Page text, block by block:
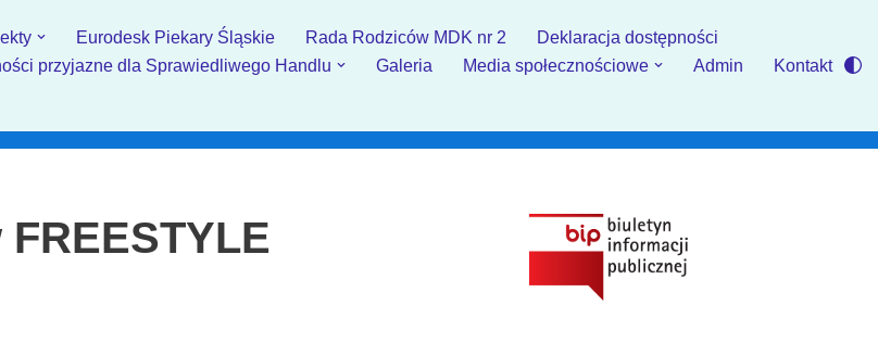
Eurodesk Piekary Śląskie Rada Rodziców MDK nr 2
Deklaracja dostępności
przyjazne dla Sprawiedliwego Handlu Galeria Media społecznościowe Admin
Kontakt
FREESTYLE